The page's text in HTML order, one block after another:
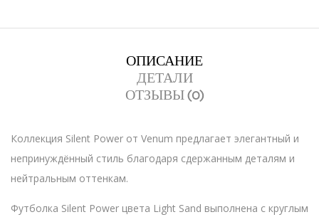
ОПИСАНИЕ
ДЕТАЛИ
ОТЗЫВЫ (0)
Коллекция Silent Power от Venum предлагает элегантный и
непринуждённый стиль благодаря сдержанным деталям и
нейтральным оттенкам.
Футболка Silent Power цвета Light Sand выполнена с круглым